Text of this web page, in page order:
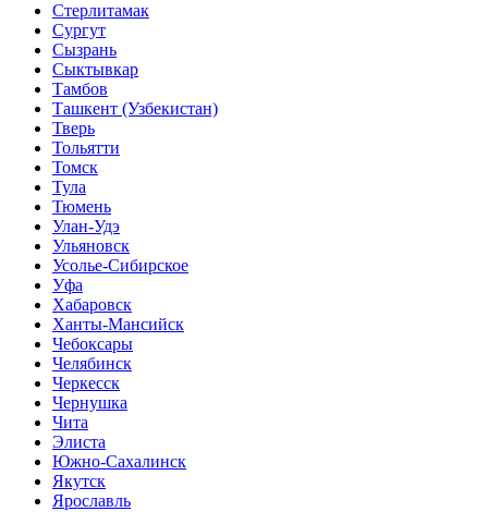
Стерлитамак
Сургут
Сызрань
Сыктывкар
Тамбов
Ташкент (Узбекистан)
Тверь
Тольятти
Томск
Тула
Тюмень
Улан-Удэ
Ульяновск
Усолье-Сибирское
Уфа
Хабаровск
Ханты-Мансийск
Чебоксары
Челябинск
Черкесск
Чернушка
Чита
Элиста
Южно-Сахалинск
Якутск
Ярославль